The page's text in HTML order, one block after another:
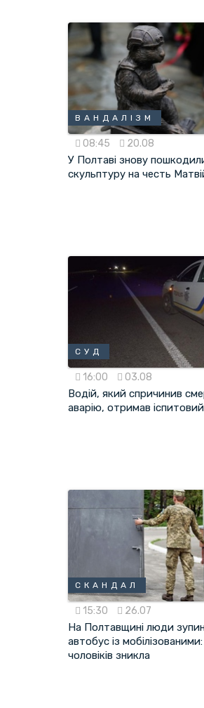
ВАНДАЛІЗМ
08:45 20.08
У Полтаві знову
скульптуру на честь
СУД
16:00 03.08
Водій, який спричинив
аварію, отримав
СКАНДАЛ
15:30 26.07
На Полтавщині люди
автобус із
чоловіків зникла